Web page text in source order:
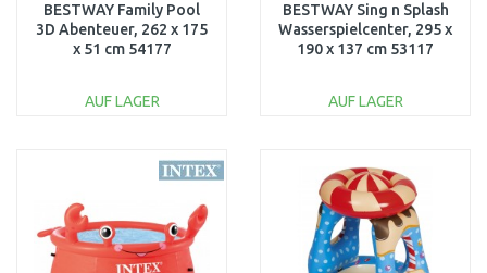
BESTWAY Family Pool
3D Abenteuer, 262 x 175
x 51 cm 54177
AUF LAGER
BESTWAY Sing n Splash
Wasserspielcenter, 295 x
190 x 137 cm 53117
AUF LAGER
Vergleichen